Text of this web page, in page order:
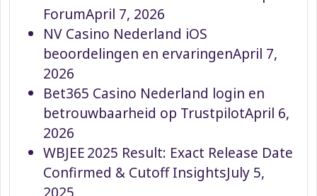
ForumApril 7, 2026
NV Casino Nederland iOS
beoordelingen en ervaringenApril 7,
2026
Bet365 Casino Nederland login en
betrouwbaarheid op TrustpilotApril 6,
2026
WBJEE 2025 Result: Exact Release Date
Confirmed & Cutoff InsightsJuly 5,
2025